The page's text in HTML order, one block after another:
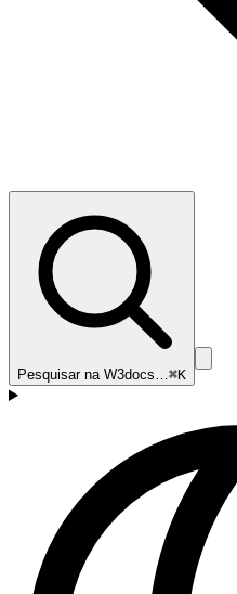
Pesquisar na W3docs…⌘K